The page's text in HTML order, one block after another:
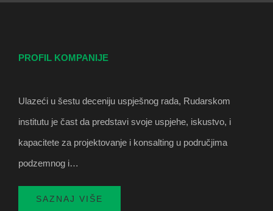
PROFIL KOMPANIJE
Ulazeći u šestu deceniju uspješnog rada, Rudarskom
institutu je čast da predstavi svoje uspjehe, iskustvo, i
kapacitete za projektovanje i konsalting u područjima
podzemnog i…
SAZNAJ VIŠE